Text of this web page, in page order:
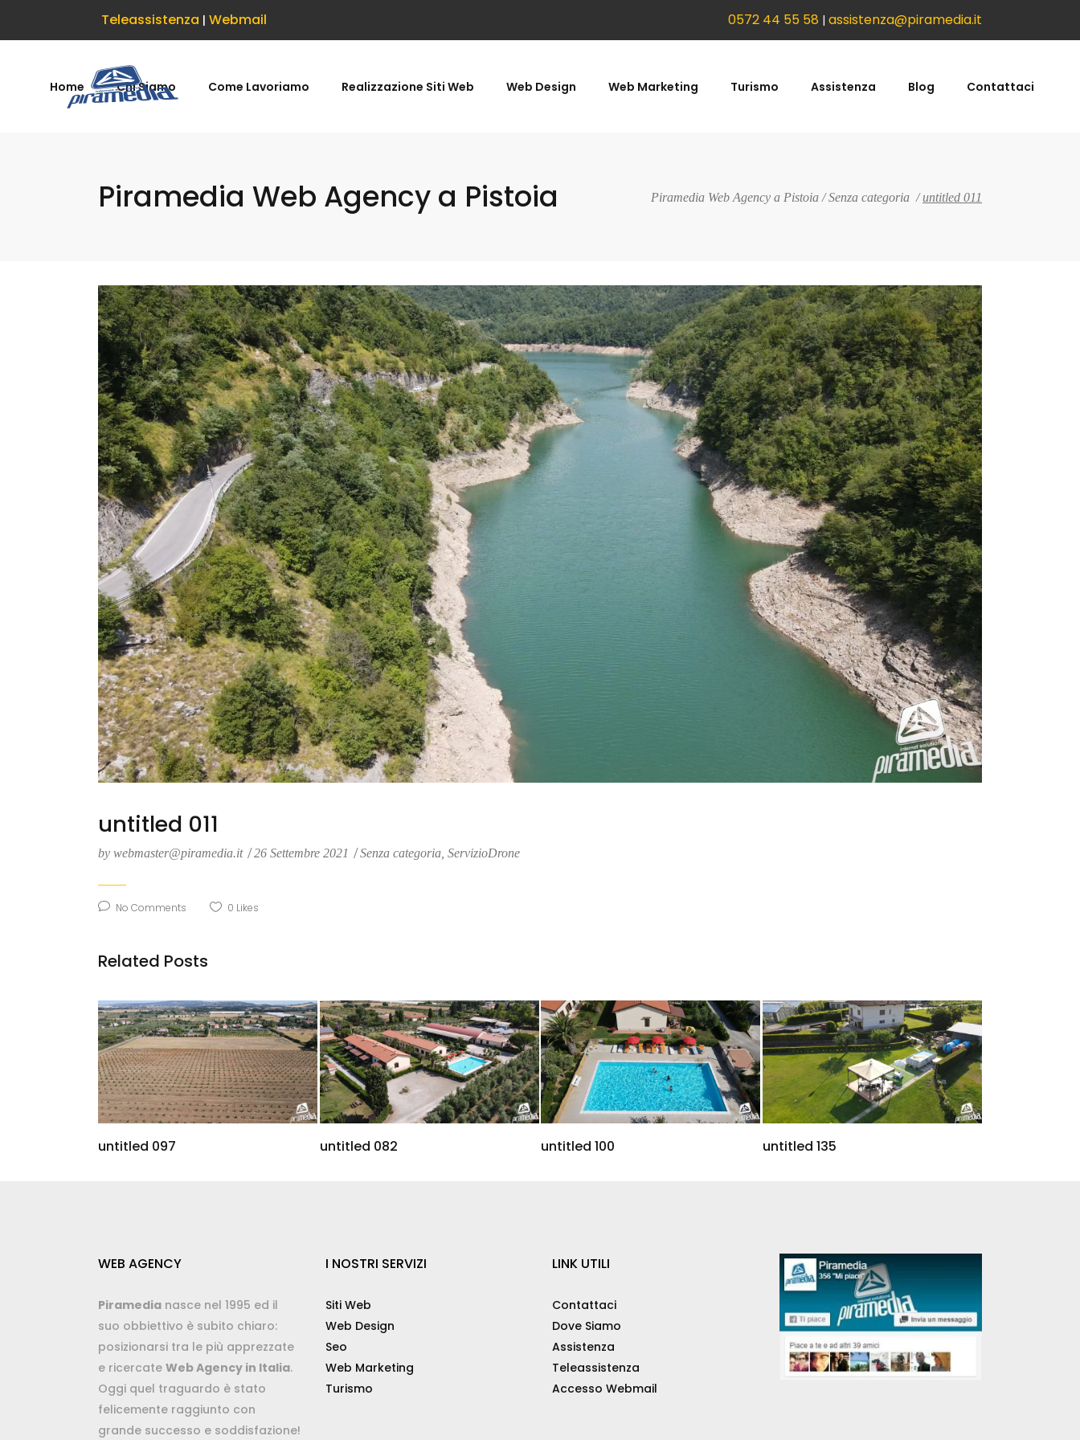
Teleassistenza | Webmail 0572 44 55 58 | assistenza@piramedia.it
Home Chi Siamo Come Lavoriamo Realizzazione Siti Web Web Design Web Marketing Turismo Assistenza Blog Contattaci
Piramedia Web Agency a Pistoia Piramedia Web Agency a Pistoia /Senza categoria /untitled 011
untitled 011
by webmaster@piramedia.it 26 Settembre 2021 Senza categoria ServizioDrone
No Comments 0 Likes
Related Posts
untitled 097 untitled 082 untitled 100 untitled 135
WEB AGENCY
Piramedia nasce nel 1995 ed il
suo obbiettivo è subito chiaro:
posizionarsi tra le più apprezzate
e ricercate Web Agency in Italia.
Oggi quel traguardo è stato
felicemente raggiunto con
grande successo e soddisfazione!
I NOSTRI SERVIZI
Siti Web
Web Design
Seo
Web Marketing
Turismo
LINK UTILI
Contattaci
Dove Siamo
Assistenza
Teleassistenza
Accesso Webmail